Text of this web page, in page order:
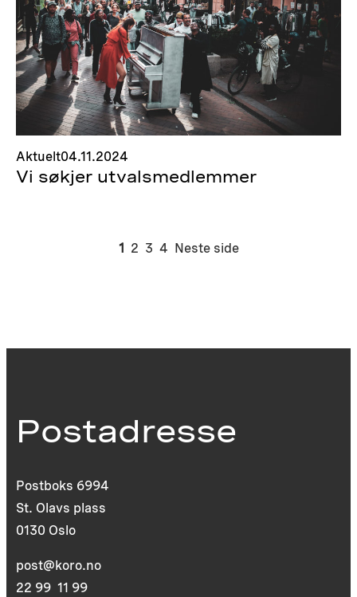
Aktuelt04.11.2024
Vi søkjer utvalsmedlemmer
1 2 3 4 Neste side
Postadresse
Postboks 6994
St. Olavs plass
0130 Oslo
post@koro.no
22 99 11 99